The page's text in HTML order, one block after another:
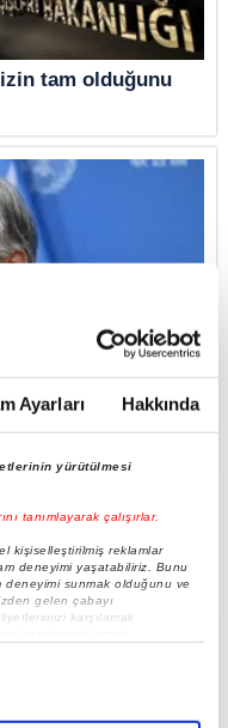
Ayarları Hakkında
yürütülmesi
tanımlayarak çalışırlar.
kişiselleştirilmiş reklamlar
deneyimi yaşatabiliriz. Bunu
deneyimi sunmak olduğunu ve
gelen çabayı
karşılamak
Sitemizde kendimize ve
tam olduğunu